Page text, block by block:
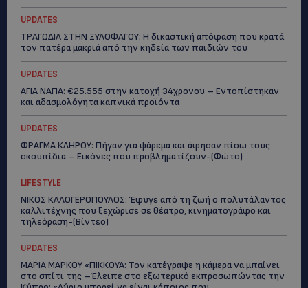
UPDATES
ΤΡΑΓΩΔΙΑ ΣΤΗΝ ΞΥΛΟΦΑΓΟΥ: Η δικαστική απόφαση που κρατά
τον πατέρα μακριά από την κηδεία των παιδιών του
UPDATES
ΑΓΙΑ ΝΑΠΑ: €25.555 στην κατοχή 34χρονου – Εντοπίστηκαν
και αδασμολόγητα καπνικά προϊόντα
UPDATES
ΦΡΑΓΜΑ ΚΛΗΡΟΥ: Πήγαν για ψάρεμα και άφησαν πίσω τους
σκουπίδια – Εικόνες που προβληματίζουν-(Φώτο)
LIFESTYLE
ΝΙΚΟΣ ΚΑΛΟΓΕΡΟΠΟΥΛΟΣ: Έφυγε από τη ζωή ο πολυτάλαντος
καλλιτέχνης που ξεχώρισε σε θέατρο, κινηματογράφο και
τηλεόραση-(Bίντεο)
UPDATES
ΜΑΡΙΑ ΜΑΡΚΟΥ «ΠΙΚΚΟΥΑ: Τον κατέγραψε η κάμερα να μπαίνει
στο σπίτι της –Έλειπε στο εξωτερικό εκπροσωπώντας την